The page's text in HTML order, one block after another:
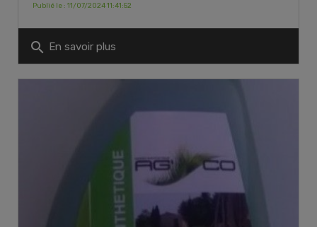
Publié le : 11/07/2024 11:41:52
search En savoir plus